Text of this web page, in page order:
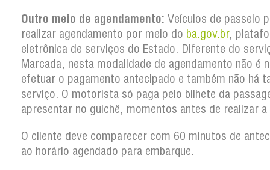
Outro meio de agendamento: Veículos de passeio
realizar agendamento por meio do ba.gov.br,
eletrônica de serviços do Estado. Diferente do
Marcada, nesta modalidade de agendamento não é
efetuar o pagamento antecipado e também não há
serviço. O motorista só paga pelo bilhete da
apresentar no guichê, momentos antes de realizar
O cliente deve comparecer com 60 minutos de
ao horário agendado para embarque.